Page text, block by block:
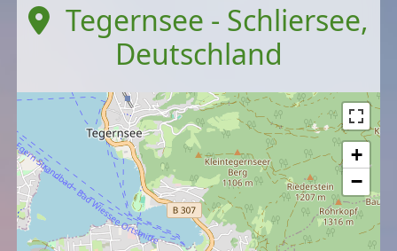
Tegernsee - Schliersee,
Deutschland
+
−